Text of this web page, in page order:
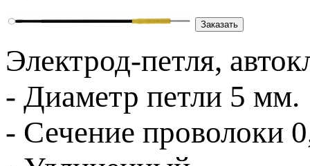
Заказать
Электрод-петля,
- Диаметр петли 5 мм.
- Сечение проволоки